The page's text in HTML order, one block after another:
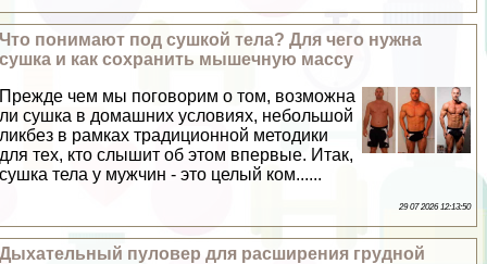
Что понимают под сушкой тела? Для чего нужна
сушка и как сохранить мышечную массу
Прежде чем мы поговорим о том, возможна
ли сушка в домашних условиях, небольшой
ликбез в рамках традиционной методики
для тех, кто слышит об этом впервые. Итак,
сушка тела у мужчин - это целый ком......
29 07 2026 12:13:50
Дыхательный пуловер для расширения грудной